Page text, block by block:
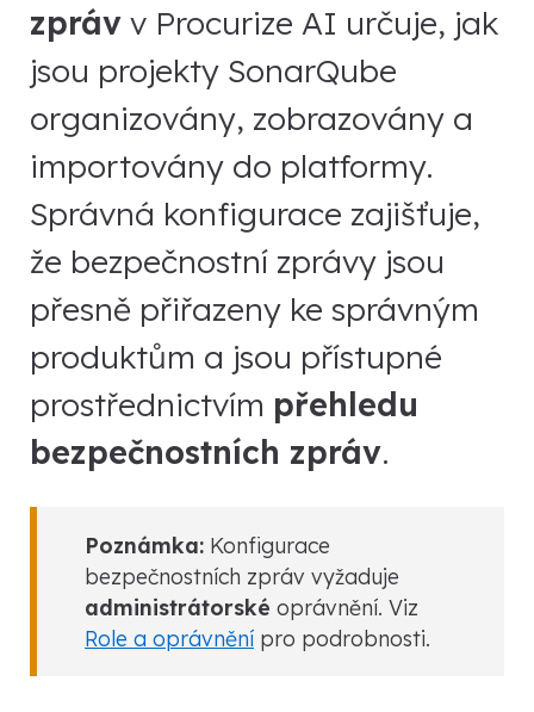
zpráv v Procurize AI určuje, jak
jsou projekty SonarQube
organizovány, zobrazovány a
importovány do platformy.
Správná konfigurace zajišťuje,
že bezpečnostní zprávy jsou
přesně přiřazeny ke správným
produktům a jsou přístupné
prostřednictvím přehledu
bezpečnostních zpráv.
Poznámka: Konfigurace
bezpečnostních zpráv vyžaduje
administrátorské oprávnění. Viz
Role a oprávnění pro podrobnosti.